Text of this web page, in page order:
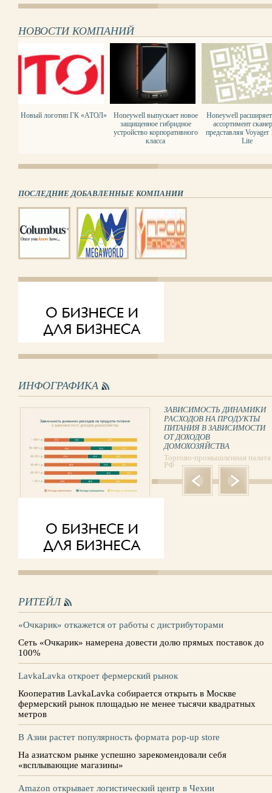
НОВОСТИ КОМПАНИЙ
Новый логотип ГК «АТОЛ»
Honeywell выпускает новое
защищенное гибридное
устройство корпоративного
класса
Honeywell
ассортимент
представляя Voyager
Lite
ПОСЛЕДНИЕ ДОБАВЛЕННЫЕ КОМПАНИИ
ИНФОГРАФИКА
ЗАВИСИМОСТЬ ДИНАМИКИ
РАСХОДОВ НА ПРОДУКТЫ
ПИТАНИЯ В ЗАВИСИМОСТИ
ОТ ДОХОДОВ
ДОМОХОЗЯЙСТВА
Торгово-промышленная палата
РФ
РИТЕЙЛ
«Очкарик» откажется от работы с дистрибуторами
Сеть «Очкарик» намерена довести долю прямых поставок до
100%
LavkaLavka откроет фермерский рынок
Кооператив LavkaLavka собирается открыть в Москве
фермерский рынок площадью не менее тысячи квадратных
метров
В Азии растет популярность формата pop-up store
На азиатском рынке успешно зарекомендовали себя
«всплывающие магазины»
Amazon открывает логистический центр в Чехии